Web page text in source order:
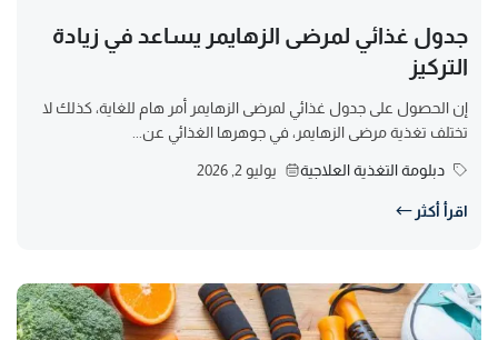
جدول غذائي لمرضى الزهايمر يساعد في زيادة
التركيز
إن الحصول على جدول غذائي لمرضى الزهايمر أمر هام للغاية، كذلك لا
تختلف تغذية مرضى الزهايمر، في جوهرها الغذائي عن...
دبلومة التغذية العلاجية يوليو 2, 2026
اقرأ أكثر